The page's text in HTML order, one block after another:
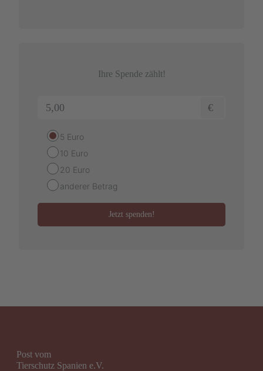
Ihre Spende zählt!
€
5 Euro
10 Euro
20 Euro
anderer Betrag
Jetzt spenden!
Post vom
Tierschutz Spanien e.V.